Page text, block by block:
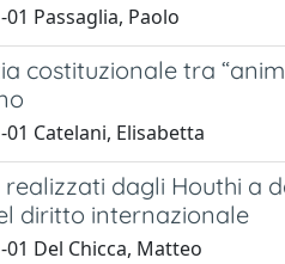
01 Passaglia, Paolo
costituzionale tra
01 Catelani, Elisabetta
realizzati dagli Houthi a
diritto internazionale
01 Del Chicca, Matteo